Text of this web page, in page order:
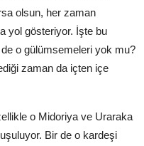
olsun, her zaman
yol gösteriyor. İşte bu
o gülümsemeleri yok mu?
zaman da içten içe
o Midoriya ve Uraraka
Bir de o kardeşi